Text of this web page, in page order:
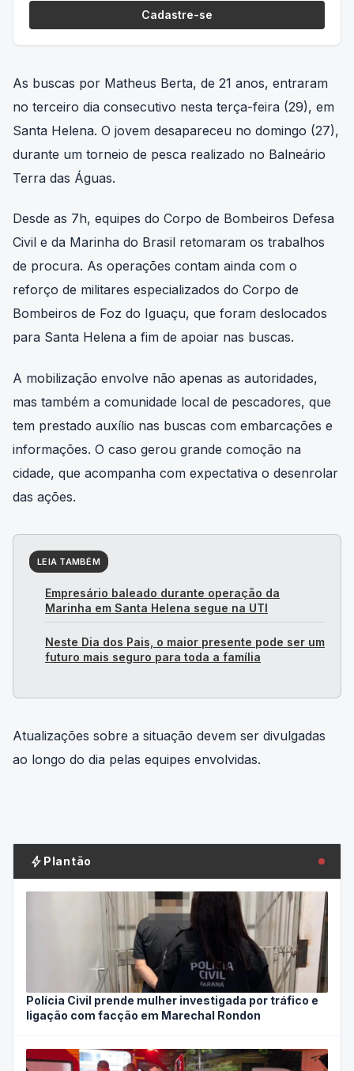
Cadastre-se
As buscas por Matheus Berta, de 21 anos, entraram
no terceiro dia consecutivo nesta terça-feira (29), em
Santa Helena. O jovem desapareceu no domingo (27),
durante um torneio de pesca realizado no Balneário
Terra das Águas.
Desde as 7h, equipes do Corpo de Bombeiros Defesa
Civil e da Marinha do Brasil retomaram os trabalhos
de procura. As operações contam ainda com o
reforço de militares especializados do Corpo de
Bombeiros de Foz do Iguaçu, que foram deslocados
para Santa Helena a fim de apoiar nas buscas.
A mobilização envolve não apenas as autoridades,
mas também a comunidade local de pescadores, que
tem prestado auxílio nas buscas com embarcações e
informações. O caso gerou grande comoção na
cidade, que acompanha com expectativa o desenrolar
das ações.
LEIA TAMBÉM
Empresário baleado durante operação da
Marinha em Santa Helena segue na UTI
Neste Dia dos Pais, o maior presente pode ser um
futuro mais seguro para toda a família
Atualizações sobre a situação devem ser divulgadas
ao longo do dia pelas equipes envolvidas.
bolt Plantão
Polícia Civil prende mulher investigada por tráfico e
ligação com facção em Marechal Rondon